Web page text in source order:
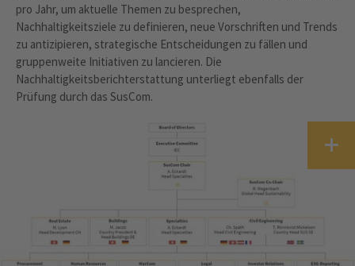
pro Jahr, um aktuelle Themen zu besprechen,
Nachhaltigkeitsziele zu definieren, neue Vorschriften und Trends
zu antizipieren, strategische Entscheidungen zu fällen und
gruppenweite Initiativen zu lancieren. Die
Nachhaltigkeitsberichterstattung unterliegt ebenfalls der
Prüfung durch das SusCom.